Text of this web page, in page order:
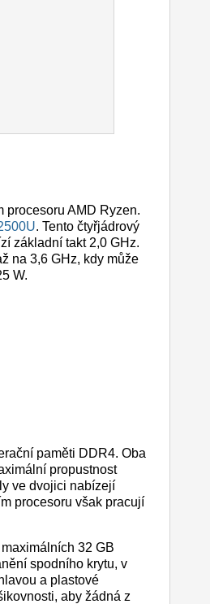
procesoru AMD Ryzen.
. Tento čtyřjádrový
základní takt 2,0 GHz.
na 3,6 GHz, kdy může
W.
paměti DDR4. Oba
propustnost
ve dvojici nabízejí
procesoru však pracují
32 GB
spodního krytu, v
a plastové
aby žádná z